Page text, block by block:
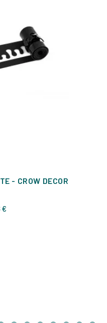
- CROW DECOR
€Prix